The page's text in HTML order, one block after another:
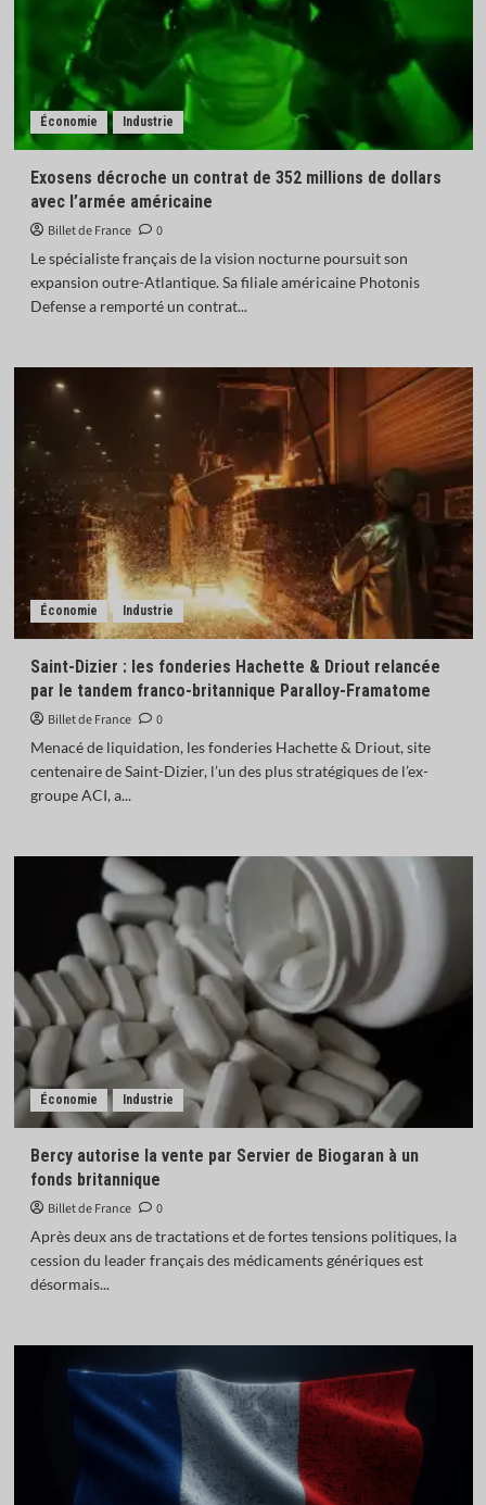
Économie Industrie
Exosens décroche un contrat de 352 millions de dollars
avec l’armée américaine
Billet de France
0
Le spécialiste français de la vision nocturne poursuit son
expansion outre-Atlantique. Sa filiale américaine Photonis
Defense a remporté un contrat...
Économie Industrie
Saint-Dizier : les fonderies Hachette & Driout relancée
par le tandem franco-britannique Paralloy-Framatome
Billet de France
0
Menacé de liquidation, les fonderies Hachette & Driout, site
centenaire de Saint-Dizier, l’un des plus stratégiques de l’ex-
groupe ACI, a...
Économie Industrie
Bercy autorise la vente par Servier de Biogaran à un
fonds britannique
Billet de France
0
Après deux ans de tractations et de fortes tensions politiques, la
cession du leader français des médicaments génériques est
désormais...